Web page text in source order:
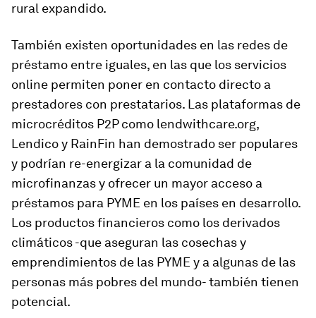
rural expandido.
También existen oportunidades en las redes de
préstamo entre iguales, en las que los servicios
online permiten poner en contacto directo a
prestadores con prestatarios. Las plataformas de
microcréditos P2P como lendwithcare.org,
Lendico y RainFin han demostrado ser populares
y podrían re-energizar a la comunidad de
microfinanzas y ofrecer un mayor acceso a
préstamos para PYME en los países en desarrollo.
Los productos financieros como los derivados
climáticos -que aseguran las cosechas y
emprendimientos de las PYME y a algunas de las
personas más pobres del mundo- también tienen
potencial.